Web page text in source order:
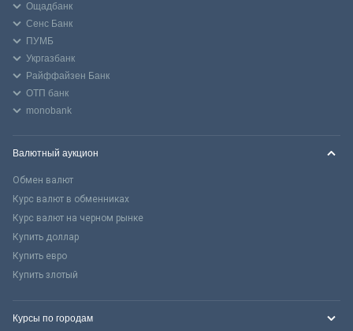
Ощадбанк
Сенс Банк
ПУМБ
Укргазбанк
Райффайзен Банк
ОТП банк
monobank
Валютный аукцион
Обмен валют
Курс валют в обменниках
Курс валют на черном рынке
Купить доллар
Купить евро
Купить злотый
Курсы по городам